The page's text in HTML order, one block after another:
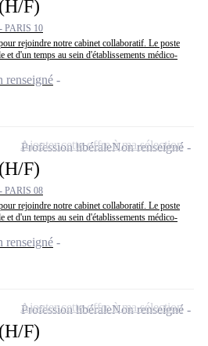
F)
PARIS 10
rejoindre notre cabinet collaboratif. Le poste
et d'un temps au sein d'établissements médico-
renseigné
F)
PARIS 08
rejoindre notre cabinet collaboratif. Le poste
et d'un temps au sein d'établissements médico-
renseigné
Profession libéraleNon renseigné
Ajouter cette offre à ma sélection
F)
Profession libéraleNon renseigné
Ajouter cette offre à ma sélection